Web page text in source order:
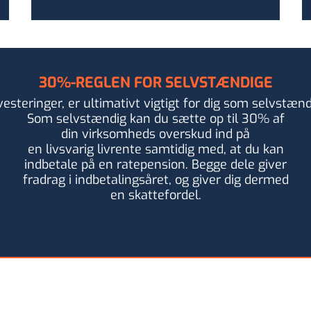
30%-REGLEN FOR SELVSTÆNDIGE
er ultimativt vigtigt for dig som
Som selvstændig kan du sætte op til 30% af
din virksomheds overskud ind på
en livsvarig livrente samtidig med, at du kan
indbetale på en ratepension. Begge dele giver
fradrag i indbetalingsåret, og giver dig dermed
en skattefordel.